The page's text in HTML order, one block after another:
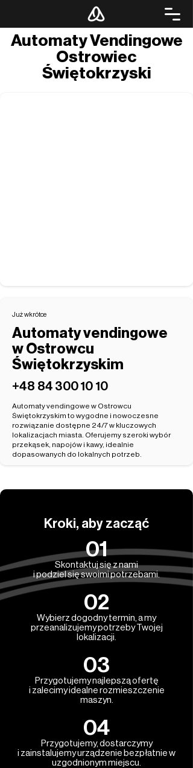
Automaty Vendingowe
Ostrowiec
Świętokrzyski
Już wkrótce
Automaty vendingowe
w Ostrowcu
Świętokrzyskim
‭+48 84 300 10 10‬
Automaty vendingowe w Ostrowcu
Świętokrzyskim to wygodne i nowoczesne
rozwiązanie dostępne 24/7 w kluczowych
lokalizacjach miasta. Oferujemy szeroki wybór
przekąsek, napojów i kawy, idealnie
dopasowanych do lokalnych potrzeb.
Kroki, aby zacząć
01
Skontaktuj się z nami
i podziel się swoimi potrzebami.
02
Wybierz dogodny termin, a my
przeanalizujemy potrzeby Twojej
lokalizacji.
03
Przygotujemy najlepszą ofertę
i zalecimy idealne rozmieszczenie
maszyn.
04
Przygotujemy, dostarczymy
i zainstalujemy urządzenie bezpłatnie w
uzgodnionym miejscu.